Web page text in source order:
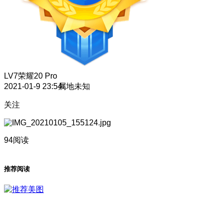
LV7荣耀20 Pro
2021-01-9 23:54属地未知
关注
94阅读
推荐阅读